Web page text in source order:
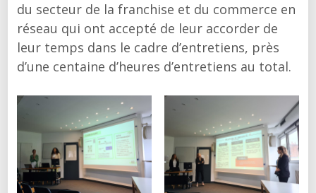
du secteur de la franchise et du commerce en
réseau qui ont accepté de leur accorder de
leur temps dans le cadre d’entretiens, près
d’une centaine d’heures d’entretiens au total.